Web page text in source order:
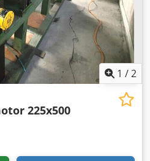
1 /2
225x500